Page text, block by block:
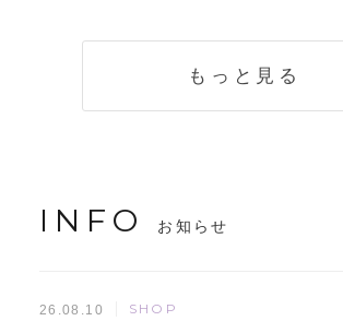
もっと見る
INFO お知らせ
26.08.10 SHOP